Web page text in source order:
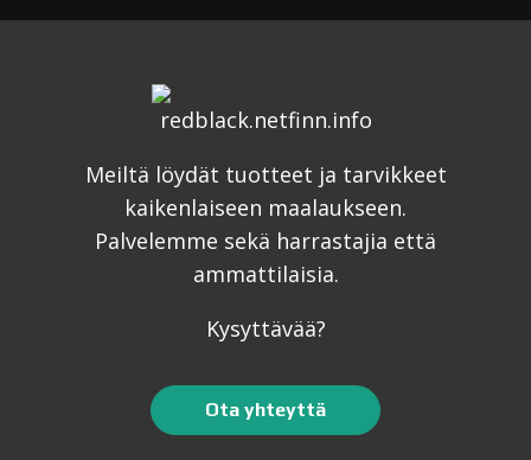
Meiltä löydät tuotteet ja tarvikkeet
kaikenlaiseen maalaukseen.
Palvelemme sekä harrastajia että
ammattilaisia.
Kysyttävää?
Ota yhteyttä